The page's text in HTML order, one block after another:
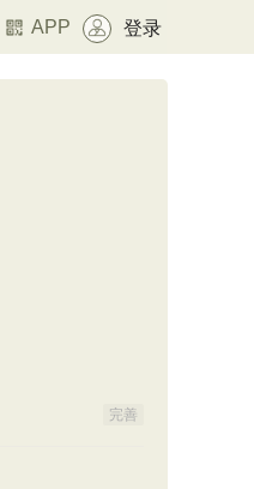
APP 登录
完善